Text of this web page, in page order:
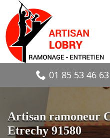
01 85 53 46 63
Artisan ramoneur
Etrechy 91580